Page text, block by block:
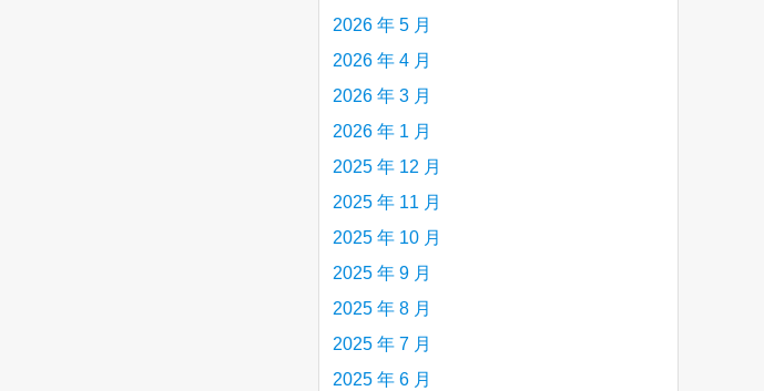
2026 年 5 月
2026 年 4 月
2026 年 3 月
2026 年 1 月
2025 年 12 月
2025 年 11 月
2025 年 10 月
2025 年 9 月
2025 年 8 月
2025 年 7 月
2025 年 6 月